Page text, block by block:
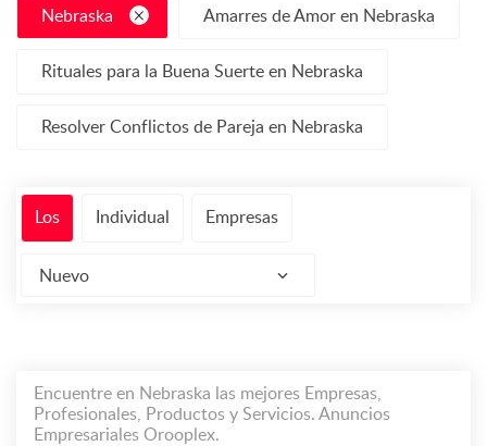
Nebraska Amarres de Amor en Nebraska
Rituales para la Buena Suerte en Nebraska
Resolver Conflictos de Pareja en Nebraska
Los Individual Empresas
Nuevo
Encuentre en Nebraska las mejores Empresas,
Profesionales, Productos y Servicios. Anuncios
Empresariales Orooplex.